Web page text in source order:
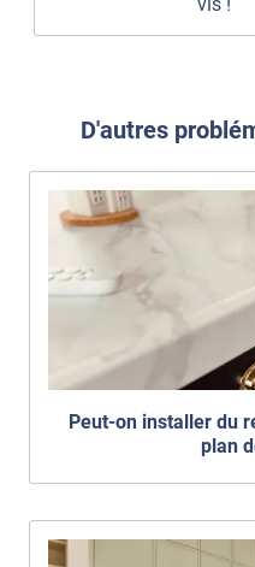
D'autres
Peut-on installer du
plan